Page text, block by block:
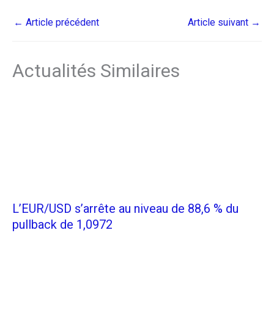
← Article précédent Article suivant →
Actualités Similaires
L’EUR/USD s’arrête au niveau de 88,6 % du
pullback de 1,0972